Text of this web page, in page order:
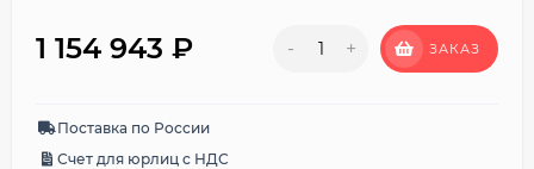
1 154 943 ₽ - + ЗАКАЗ
Поставка по России
Счет для юрлиц с НДС